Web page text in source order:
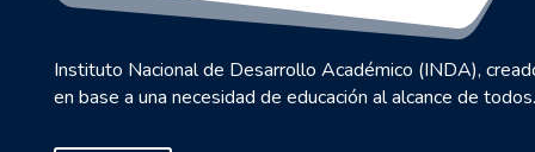
Instituto Nacional de Desarrollo Académico (INDA),
en base a una necesidad de educación al alcance de todos.